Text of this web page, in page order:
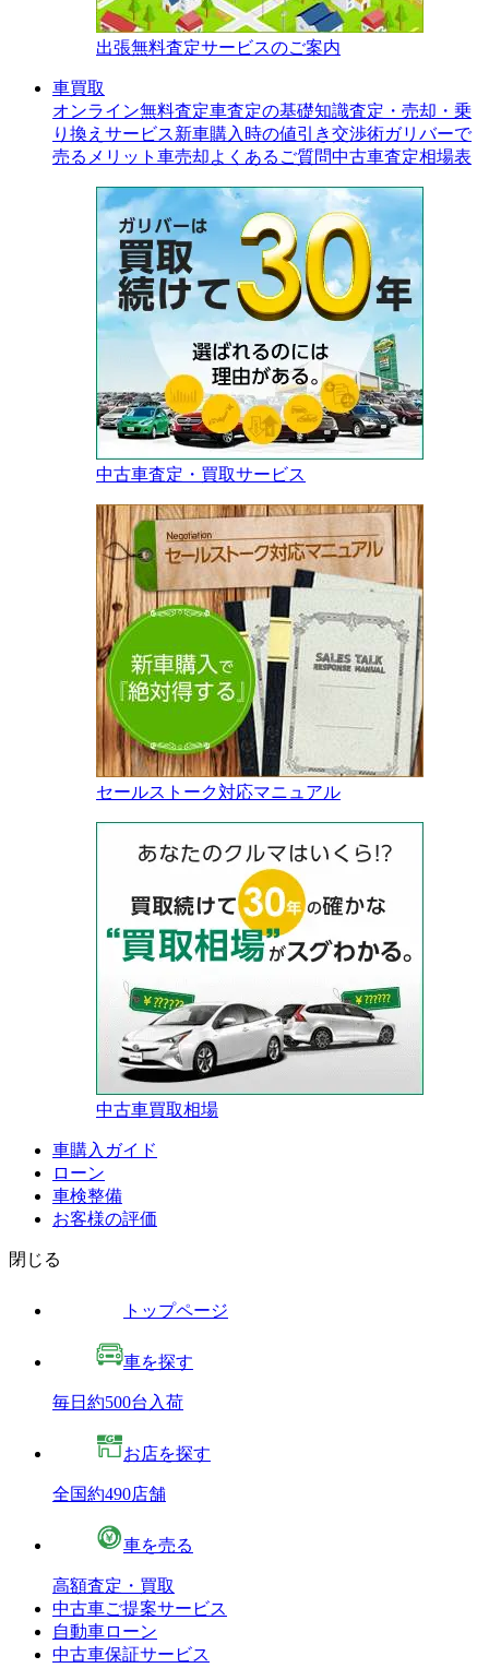
出張無料査定サービスのご案内
車買取
オンライン無料査定車査定の基礎知識査定・売却・乗
り換えサービス新車購入時の値引き交渉術ガリバーで
売るメリット 車売却よくあるご質問中古車査定相場表
中古車査定・買取サービス
セールストーク対応マニュアル
中古車買取相場
車購入ガイド
ローン
車検整備
お客様の評価
閉じる
トップページ
車を探す
毎日約500台入荷
お店を探す
全国約490店舗
車を売る
高額査定・買取
中古車ご提案サービス
自動車ローン
中古車保証サービス